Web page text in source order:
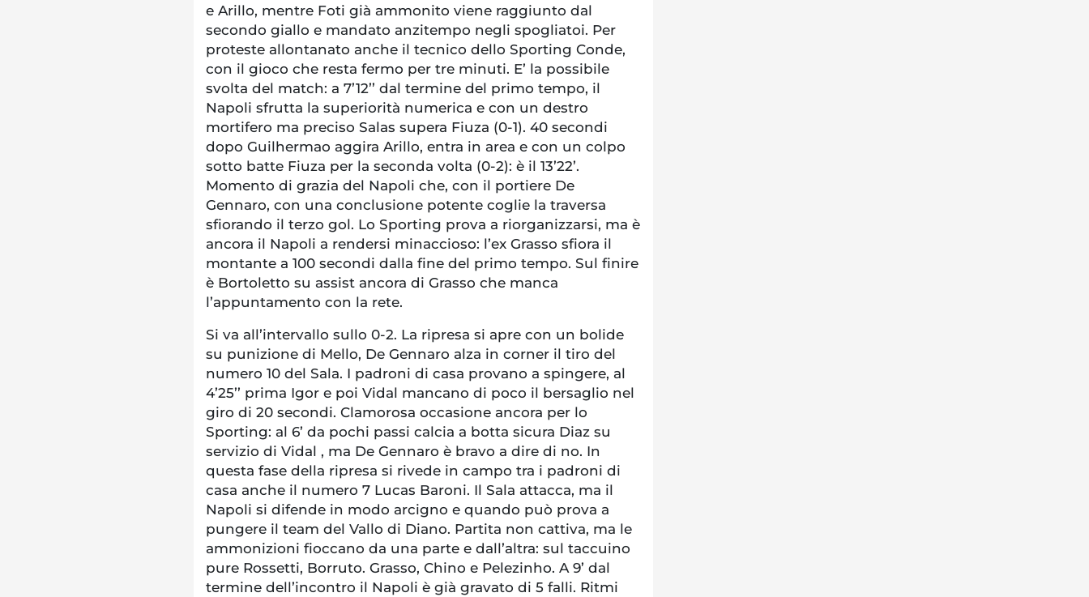
e Arillo, mentre Foti già ammonito viene raggiunto dal
secondo giallo e mandato anzitempo negli spogliatoi. Per
proteste allontanato anche il tecnico dello Sporting Conde,
con il gioco che resta fermo per tre minuti. E’ la possibile
svolta del match: a 7’12’’ dal termine del primo tempo, il
Napoli sfrutta la superiorità numerica e con un destro
mortifero ma preciso Salas supera Fiuza (0-1). 40 secondi
dopo Guilhermao aggira Arillo, entra in area e con un colpo
sotto batte Fiuza per la seconda volta (0-2): è il 13’22’.
Momento di grazia del Napoli che, con il portiere De
Gennaro, con una conclusione potente coglie la traversa
sfiorando il terzo gol. Lo Sporting prova a riorganizzarsi, ma è
ancora il Napoli a rendersi minaccioso: l’ex Grasso sfiora il
montante a 100 secondi dalla fine del primo tempo. Sul finire
è Bortoletto su assist ancora di Grasso che manca
l’appuntamento con la rete.
Si va all’intervallo sullo 0-2. La ripresa si apre con un bolide
su punizione di Mello, De Gennaro alza in corner il tiro del
numero 10 del Sala. I padroni di casa provano a spingere, al
4’25’’ prima Igor e poi Vidal mancano di poco il bersaglio nel
giro di 20 secondi. Clamorosa occasione ancora per lo
Sporting: al 6’ da pochi passi calcia a botta sicura Diaz su
servizio di Vidal , ma De Gennaro è bravo a dire di no. In
questa fase della ripresa si rivede in campo tra i padroni di
casa anche il numero 7 Lucas Baroni. Il Sala attacca, ma il
Napoli si difende in modo arcigno e quando può prova a
pungere il team del Vallo di Diano. Partita non cattiva, ma le
ammonizioni fioccano da una parte e dall’altra: sul taccuino
pure Rossetti, Borruto. Grasso, Chino e Pelezinho. A 9’ dal
termine dell’incontro il Napoli è già gravato di 5 falli. Ritmi